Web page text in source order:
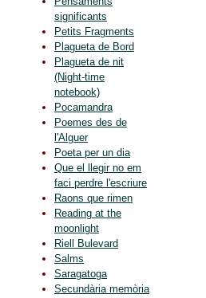
significants
Petits Fragments
Plagueta de Bord
Plagueta de nit
(Night-time
notebook)
Pocamandra
Poemes des de
l'Alguer
Poeta per un dia
Que el llegir no em
faci perdre l'escriure
Raons que rimen
Reading at the
moonlight
Riell Bulevard
Salms
Saragatoga
Secundària memòria